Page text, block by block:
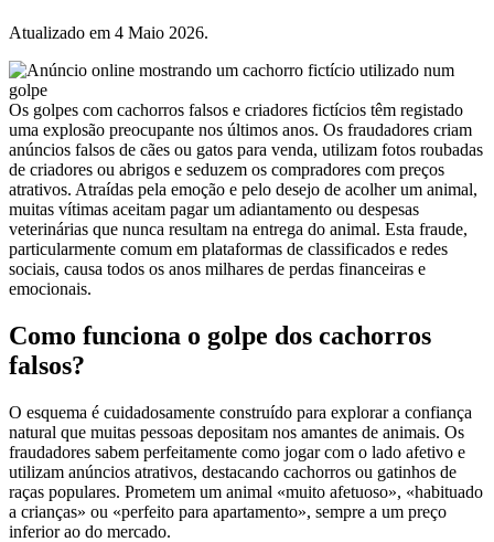
Atualizado em 4 Maio 2026.
Os golpes com cachorros falsos e criadores fictícios têm registado
uma explosão preocupante nos últimos anos. Os fraudadores criam
anúncios falsos de cães ou gatos para venda, utilizam fotos roubadas
de criadores ou abrigos e seduzem os compradores com preços
atrativos. Atraídas pela emoção e pelo desejo de acolher um animal,
muitas vítimas aceitam pagar um adiantamento ou despesas
veterinárias que nunca resultam na entrega do animal. Esta fraude,
particularmente comum em plataformas de classificados e redes
sociais, causa todos os anos milhares de perdas financeiras e
emocionais.
Como funciona o golpe dos cachorros
falsos?
O esquema é cuidadosamente construído para explorar a confiança
natural que muitas pessoas depositam nos amantes de animais. Os
fraudadores sabem perfeitamente como jogar com o lado afetivo e
utilizam anúncios atrativos, destacando cachorros ou gatinhos de
raças populares. Prometem um animal «muito afetuoso», «habituado
a crianças» ou «perfeito para apartamento», sempre a um preço
inferior ao do mercado.